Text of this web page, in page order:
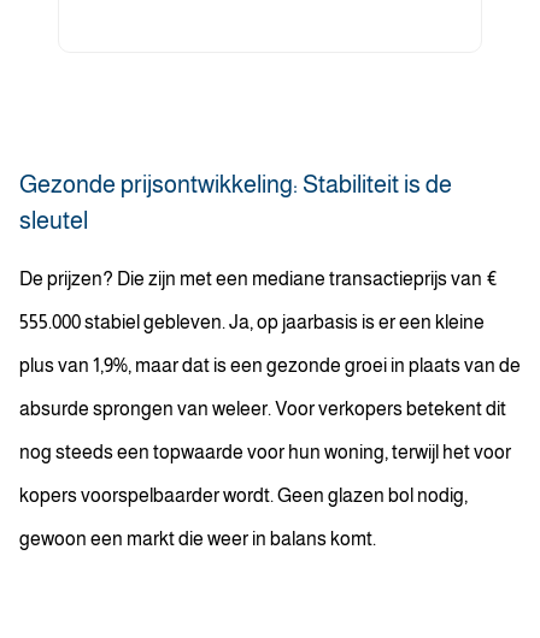
Gezonde prijsontwikkeling: Stabiliteit is de
sleutel
De prijzen? Die zijn met een mediane transactieprijs van €
555.000 stabiel gebleven. Ja, op jaarbasis is er een kleine
plus van 1,9%, maar dat is een gezonde groei in plaats van de
absurde sprongen van weleer. Voor verkopers betekent dit
nog steeds een topwaarde voor hun woning, terwijl het voor
kopers voorspelbaarder wordt. Geen glazen bol nodig,
gewoon een markt die weer in balans komt.